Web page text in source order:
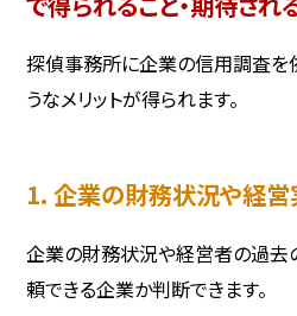
探偵事務所に企業の信用調査を
うなメリットが得られます。
1. 企業の財務状況や経営
企業の財務状況や経営者の過去
頼できる企業か判断できます。